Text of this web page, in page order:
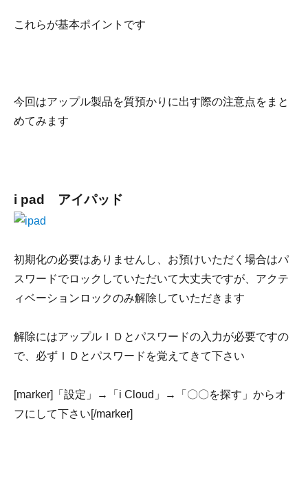
これらが基本ポイントです
今回はアップル製品を質預かりに出す際の注意点をまと
めてみます
i pad アイパッド
初期化の必要はありませんし、お預けいただく場合はパ
スワードでロックしていただいて大丈夫ですが、アクテ
ィベーションロックのみ解除していただきます
解除にはアップルＩＤとパスワードの入力が必要ですの
で、必ずＩＤとパスワードを覚えてきて下さい
[marker]「設定」→「i Cloud」→「〇〇を探す」からオ
フにして下さい[/marker]